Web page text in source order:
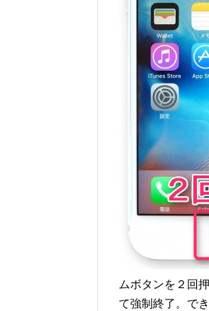
ムボタンを２回
て強制終了。で